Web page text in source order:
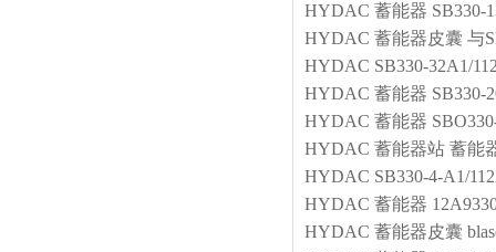
HYDAC 蓄能器 SB330-
HYDAC 蓄能器皮囊 与
HYDAC SB330-32A1/
HYDAC 蓄能器 SB330-
HYDAC 蓄能器
HYDAC 蓄能器站 蓄能
HYDAC SB330-4-A1/
HYDAC 蓄能器
HYDAC 蓄能器皮囊